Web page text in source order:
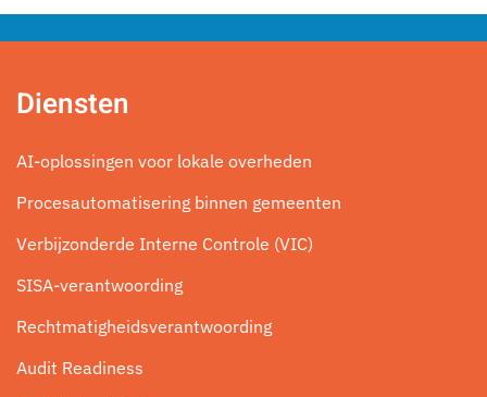
Diensten
AI-oplossingen voor lokale overheden
Procesautomatisering binnen gemeenten
Verbijzonderde Interne Controle (VIC)
SISA-verantwoording
Rechtmatigheidsverantwoording
Audit Readiness